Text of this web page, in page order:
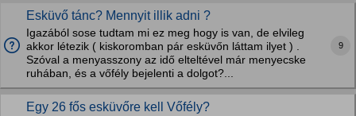
Esküvő tánc? Mennyit illik adni ?
Igazából sose tudtam mi ez meg hogy is van, de elvileg
akkor létezik ( kiskoromban pár esküvőn láttam ilyet ) .
Szóval a menyasszony az idő elteltével már menyecske
ruhában, és a vőfély bejelenti a dolgot?...
9
Egy 26 fős esküvőre kell Vőfély?